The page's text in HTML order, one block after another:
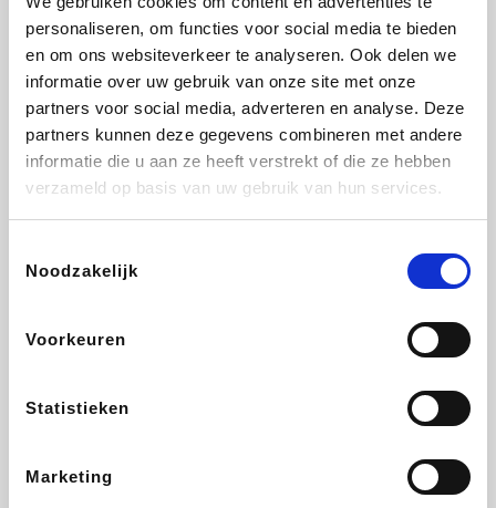
personaliseren, om functies voor social media te bieden
en om ons websiteverkeer te analyseren. Ook delen we
informatie over uw gebruik van onze site met onze
partners voor social media, adverteren en analyse. Deze
partners kunnen deze gegevens combineren met andere
informatie die u aan ze heeft verstrekt of die ze hebben
verzameld op basis van uw gebruik van hun services.
Noodzakelijk
Voorkeuren
Statistieken
Marketing
Vidaxl Lampenlicht.be Adidas Hotels.com
DectDirect
Brussels Airlines
EuroGifts Get Your Guide